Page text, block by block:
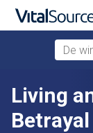
Verdergaan
De
Living
Betrayal